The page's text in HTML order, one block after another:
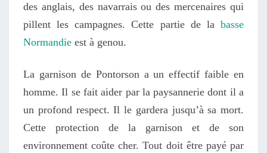
des anglais, des navarrais ou des mercenaires qui
pillent les campagnes. Cette partie de labasse
Normandie est à genou.
La garnison de Pontorson a un effectif faible en
homme. Il se fait aider par la paysannerie dont il a
un profond respect. Il le gardera jusqu’à sa mort.
Cette protection de la garnison et de son
environnement coûte cher. Tout doit être payé par